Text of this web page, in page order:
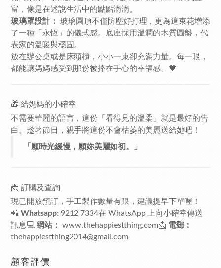
富，像是在述說生活中的點點滴滴。
玻璃罩設計：
玻璃圓頂不僅防塵好打理，更為這束花增添
了一種「永恆」的儀式感。底座採用溫潤的木質圓盤，代
表家的溫暖與穩固。
放在辦公桌或是床頭櫃，小小一束卻充滿力量。每一眼，
都能讓媽媽感受到那份被捧在手心的幸福感。💖
🎁 給媽媽的小確幸
不需要華麗的語言，這份「看得見的溫柔」就是最好的告
白。趁著節日，親手將這份不會枯萎的美麗送給她吧！
「願時光緩慢，願妳美麗如初。」
📩 訂購及查詢
現已開放預訂，手工製作數量有限，建議提早下單喔！
📲 Whatsapp: 9212 7334在 WhatsApp 上向小確幸傳送
訊息💻 網站： www.thehappiestthing.com📩 電郵：
thehappiestthing2014@gmail.com
顧客評價